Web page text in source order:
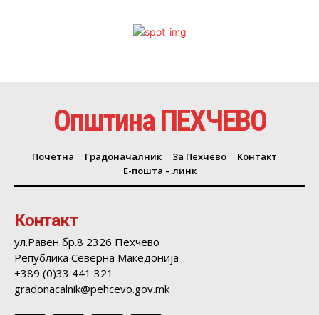
Општина ПЕХЧЕВО
Почетна Градоначалник За Пехчево
Контакт
Е-пошта – линк
Контакт
ул.Равен бр.8 2326 Пехчево
Република Северна Македонија
+389 (0)33 441 321
gradonacalnik@pehcevo.gov.mk